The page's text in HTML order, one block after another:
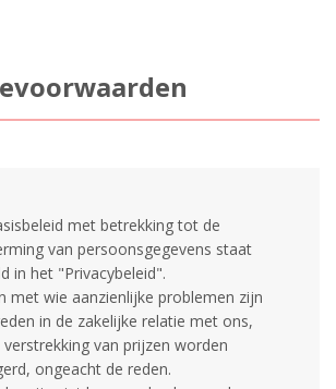
met betrekking tot de
van persoonsgegevens staat
in het "Privacybeleid".
met wie aanzienlijke problemen zijn
in de zakelijke relatie met ons,
verstrekking van prijzen worden
ongeacht de reden.